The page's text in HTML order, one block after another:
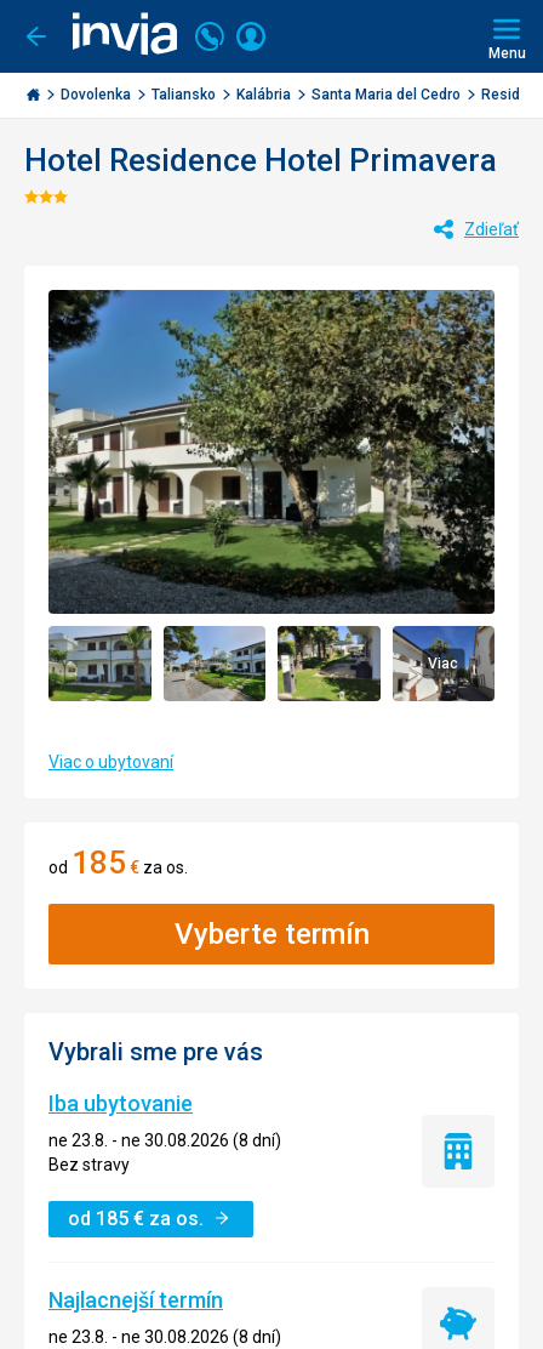
Ísť
späť
Invia.sk
Volajte
+421
2
3221
Prihlásiť
Menu
Dovolenka Taliansko Kalábria Santa Maria del Cedro
Hotel Residence Hotel Primavera
Hodnotenie:
Zdieľať
Viac
Viac o ubytovaní
od 185 € za os.
Vyberte termín
Vybrali sme pre vás
Iba ubytovanie
ne 23.8. - ne 30.08.2026 (8 dní)
Bez stravy
od 185 € za os.
Iba
Najlacnejší termín
ne 23.8. - ne 30.08.2026 (8 dní)
Najlacnejší